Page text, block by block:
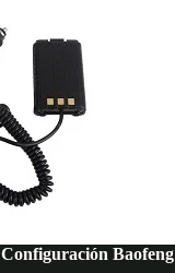
Configuración